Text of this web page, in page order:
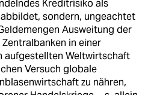
Kreditrisiko als
sondern, ungeachtet
Ausweitung der
Zentralbanken in einer
aufgestellten Weltwirtschaft
Versuch globale
zu nähren,